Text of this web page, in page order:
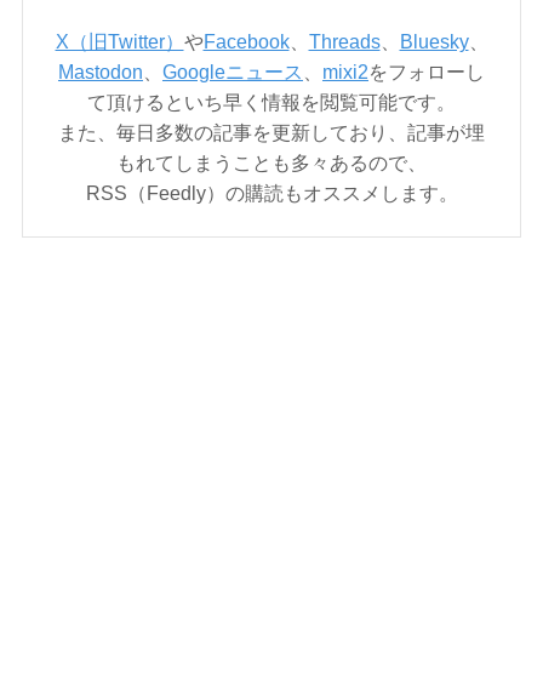
X（旧Twitter） やFacebook、 Threads、 Bluesky、
Mastodon
Googleニュース mixi2をフォローし
て頂けるといち早く情報を閲覧可能です。
また、毎日多数の記事を更新しており、記事が埋
もれてしまうことも多々あるので、
RSS（Feedly）の購読もオススメします。